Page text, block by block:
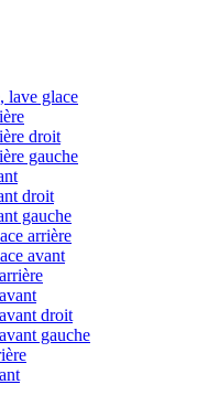
lave glace
droit
gauche
droit
gauche
arrière
avant
droit
gauche